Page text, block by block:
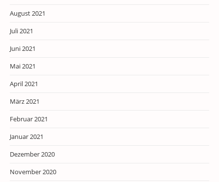
August 2021
Juli 2021
Juni 2021
Mai 2021
April 2021
März 2021
Februar 2021
Januar 2021
Dezember 2020
November 2020